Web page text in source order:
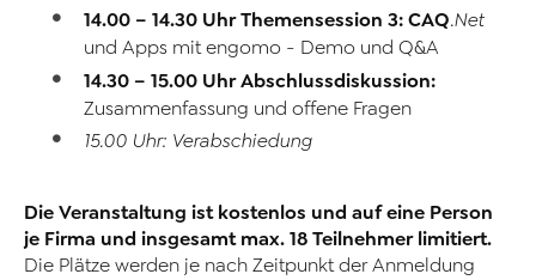
14.00 – 14.30 Uhr Themensession 3: CAQ.Net
und Apps mit engomo - Demo und Q&A
14.30 – 15.00 Uhr Abschlussdiskussion:
Zusammenfassung und offene Fragen
15.00 Uhr: Verabschiedung
Die Veranstaltung ist kostenlos und auf eine Person
je Firma und insgesamt max. 18 Teilnehmer limitiert.
Die Plätze werden je nach Zeitpunkt der Anmeldung